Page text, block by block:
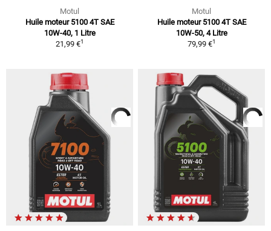
Motul
Huile moteur 5100 4T SAE
10W-40, 1 Litre
21,99 €1
Motul
Huile moteur 5100 4T SAE
10W-50, 4 Litre
79,99 €1